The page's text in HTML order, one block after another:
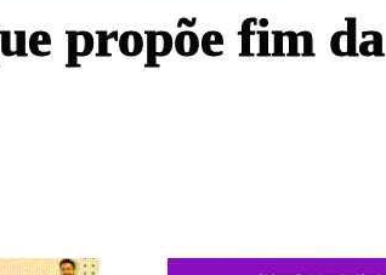
propõe fim da